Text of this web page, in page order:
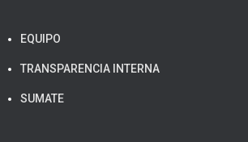
EQUIPO
TRANSPARENCIA INTERNA
SUMATE